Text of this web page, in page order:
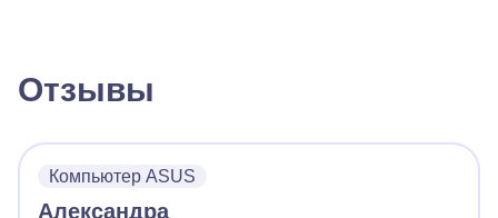
Отзывы
Компьютер ASUS
Александра